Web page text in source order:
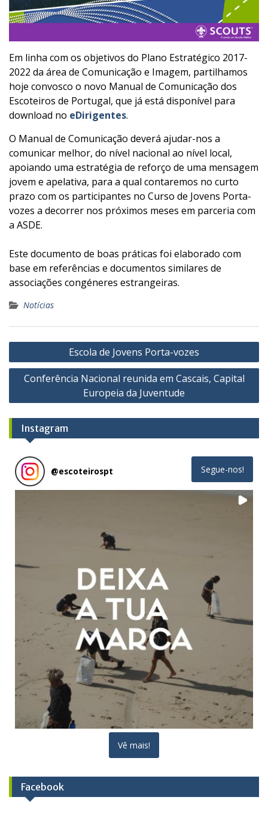
Em linha com os objetivos do Plano Estratégico 2017-
2022 da área de Comunicação e Imagem, partilhamos
hoje convosco o novo Manual de Comunicação dos
Escoteiros de Portugal, que já está disponível para
download no eDirigentes.
O Manual de Comunicação deverá ajudar-nos a
comunicar melhor, do nível nacional ao nível local,
apoiando uma estratégia de reforço de uma mensagem
jovem e apelativa, para a qual contaremos no curto
prazo com os participantes no Curso de Jovens Porta-
vozes a decorrer nos próximos meses em parceria com
a ASDE.
Este documento de boas práticas foi elaborado com
base em referências e documentos similares de
associações congéneres estrangeiras.
Notícias
Navegação
de
artigos
Escola de Jovens Porta-vozes
Conferência Nacional reunida em Cascais, Capital
Europeia da Juventude
Instagram
@escoteirospt Segue-nos!
Vê mais!
Facebook